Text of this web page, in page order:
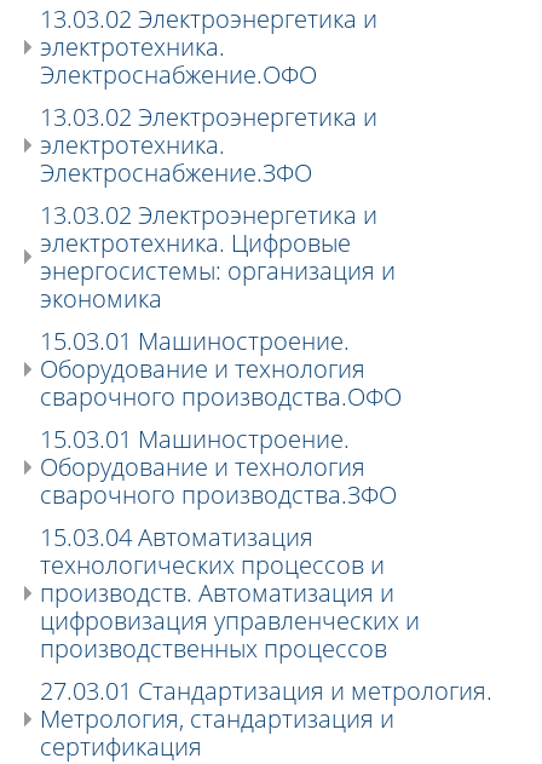
13.03.02 Электроэнергетика и
электротехника.
Электроснабжение.ОФО
13.03.02 Электроэнергетика и
электротехника.
Электроснабжение.ЗФО
13.03.02 Электроэнергетика и
электротехника. Цифровые
энергосистемы: организация и
экономика
15.03.01 Машиностроение.
Оборудование и технология
сварочного производства.ОФО
15.03.01 Машиностроение.
Оборудование и технология
сварочного производства.ЗФО
15.03.04 Автоматизация
технологических процессов и
производств. Автоматизация и
цифровизация управленческих и
производственных процессов
27.03.01 Стандартизация и метрология.
Метрология, стандартизация и
сертификация